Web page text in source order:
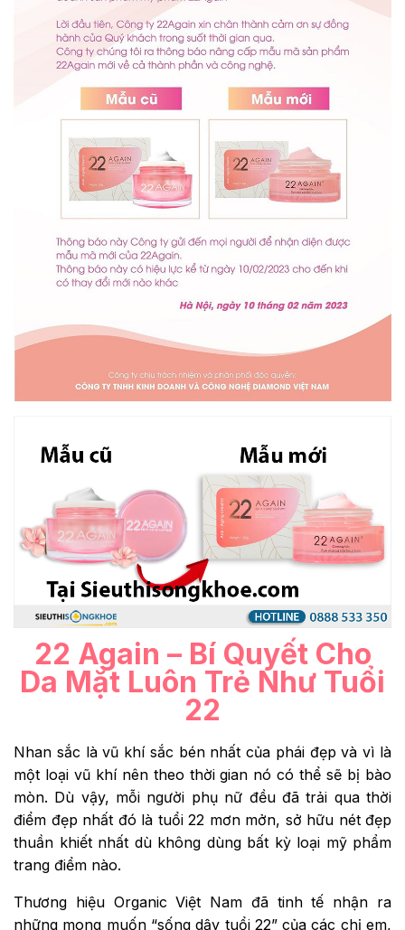
22 Again – Bí Quyết Cho
Da Mặt Luôn Trẻ Như Tuổi
22
Nhan sắc là vũ khí sắc bén nhất của phái đẹp và vì là
một loại vũ khí nên theo thời gian nó có thể sẽ bị bào
mòn. Dù vậy, mỗi người phụ nữ đều đã trải qua thời
điểm đẹp nhất đó là tuổi 22 mơn mởn, sở hữu nét đẹp
thuần khiết nhất dù không dùng bất kỳ loại mỹ phẩm
trang điểm nào.
Thương hiệu Organic Việt Nam đã tinh tế nhận ra
những mong muốn “sống dậy tuổi 22” của các chị em,